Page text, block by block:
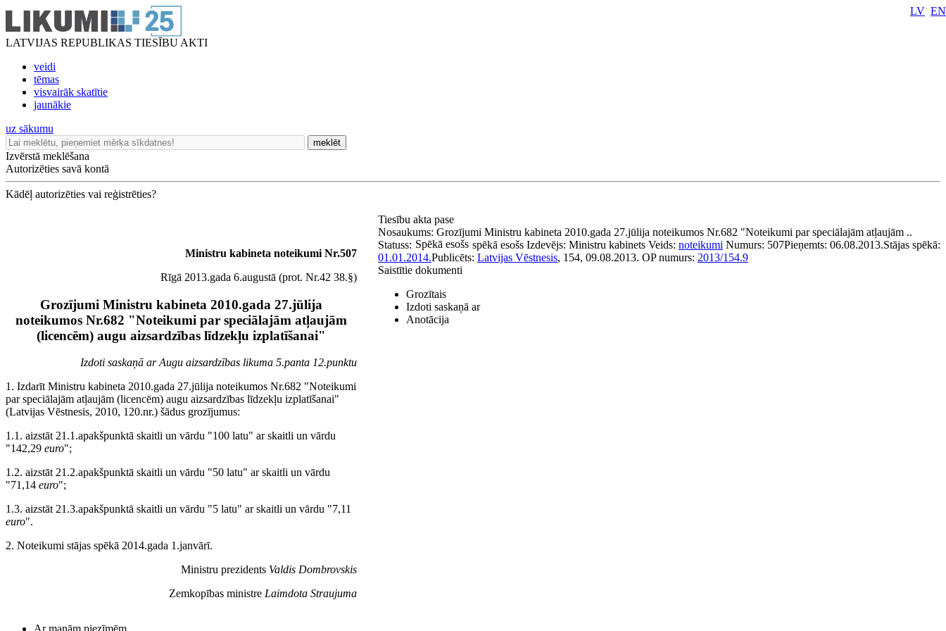
LATVIJAS REPUBLIKAS TIESĪBU AKTI
veidi
tēmas
visvairāk skatītie
jaunākie
LV EN
uz sākumu
meklēt
Izvērstā meklēšana
Autorizēties savā kontā
Kādēļ autorizēties vai reģistrēties?
Ministru kabineta noteikumi Nr.507
Rīgā 2013.gada 6.augustā (prot. Nr.42 38.§)
Grozījumi Ministru kabineta 2010.gada 27.jūlija
noteikumos Nr.682 "Noteikumi par speciālajām atļaujām
(licencēm) augu aizsardzības līdzekļu izplatīšanai"
Izdoti saskaņā ar Augu aizsardzības likuma 5.panta 12.punktu
1. Izdarīt Ministru kabineta 2010.gada 27.jūlija noteikumos Nr.682 "Noteikumi
par speciālajām atļaujām (licencēm) augu aizsardzības līdzekļu izplatīšanai"
(Latvijas Vēstnesis, 2010, 120.nr.) šādus grozījumus:
1.1. aizstāt 21.1.apakšpunktā skaitli un vārdu "100 latu" ar skaitli un vārdu
"142,29 euro";
1.2. aizstāt 21.2.apakšpunktā skaitli un vārdu "50 latu" ar skaitli un vārdu
"71,14 euro";
1.3. aizstāt 21.3.apakšpunktā skaitli un vārdu "5 latu" ar skaitli un vārdu "7,11
euro".
2. Noteikumi stājas spēkā 2014.gada 1.janvārī.
Ministru prezidents Valdis Dombrovskis
Zemkopības ministre Laimdota Straujuma
Tiesību akta pase
Nosaukums: Grozījumi Ministru kabineta 2010.gada 27.jūlija noteikumos Nr.682 "Noteikumi par speciālajām atļaujām ..
Statuss: Spēkā esošs spēkā esošs Izdevējs: Ministru kabinets Veids: noteikumi Numurs: 507Pieņemts: 06.08.2013.Stājas spēkā:
01.01.2014.Publicēts: Latvijas Vēstnesis, 154, 09.08.2013. OP numurs: 2013/154.9
Saistītie dokumenti
Grozītais
Izdoti saskaņā ar
Anotācija
Ar manām piezīmēm